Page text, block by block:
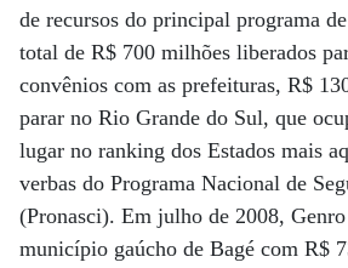
de recursos do principal programa
total de R$ 700 milhões liberados
convênios com as prefeituras, R$
parar no Rio Grande do Sul, que
lugar no ranking dos Estados mais
verbas do Programa Nacional de
(Pronasci). Em julho de 2008,
município gaúcho de Bagé com R$